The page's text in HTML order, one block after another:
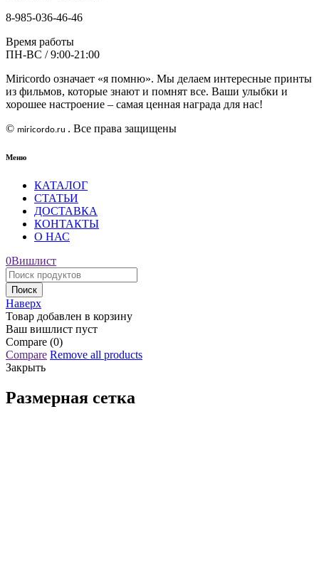
8-985-036-46-46
Время работы
ПН-ВС / 9:00-21:00
Miricordo означает «я помню». Мы делаем интересные принты
из фильмов, которые знают и помнят все. Ваши улыбки и
хорошее настроение – самая ценная награда для нас!
© miricordo.ru . Все права защищены
Меню
КАТАЛОГ
СТАТЬИ
ДОСТАВКА
КОНТАКТЫ
О НАС
0Вишлист
Наверх
Товар добавлен в корзину
Ваш вишлист пуст
Compare (0)
Compare Remove all products
Закрыть
Размерная сетка